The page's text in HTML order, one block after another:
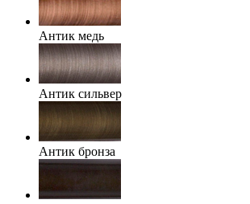
Антик медь
Антик сильвер
Антик бронза